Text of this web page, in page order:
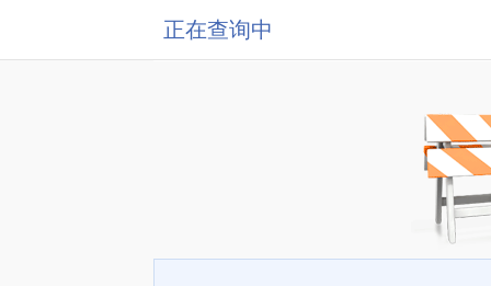
正在查询中